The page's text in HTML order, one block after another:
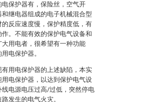
保护器有，保险丝，空气开
继电器组成的电子机械混合型
反应速度慢，保护精度低，有
。不能有效的保护电气设备和
用电者，很希望有一种功能
电保护器。
有用电保护器的上述缺陷，本实
电保护器，以达到保护电气设
电源电压过高/过低，突然停电
发生的电气火灾。